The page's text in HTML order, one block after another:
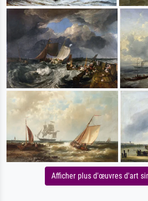
Afficher plus d'œuvres d'art